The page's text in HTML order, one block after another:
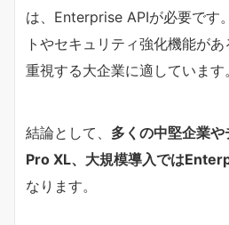
は、Enterprise APIが必要です
トやセキュリティ強化機能が
重視する大企業に適しています。
結論として、 多くの中堅企業
Pro XL、大規模導入では
なります。